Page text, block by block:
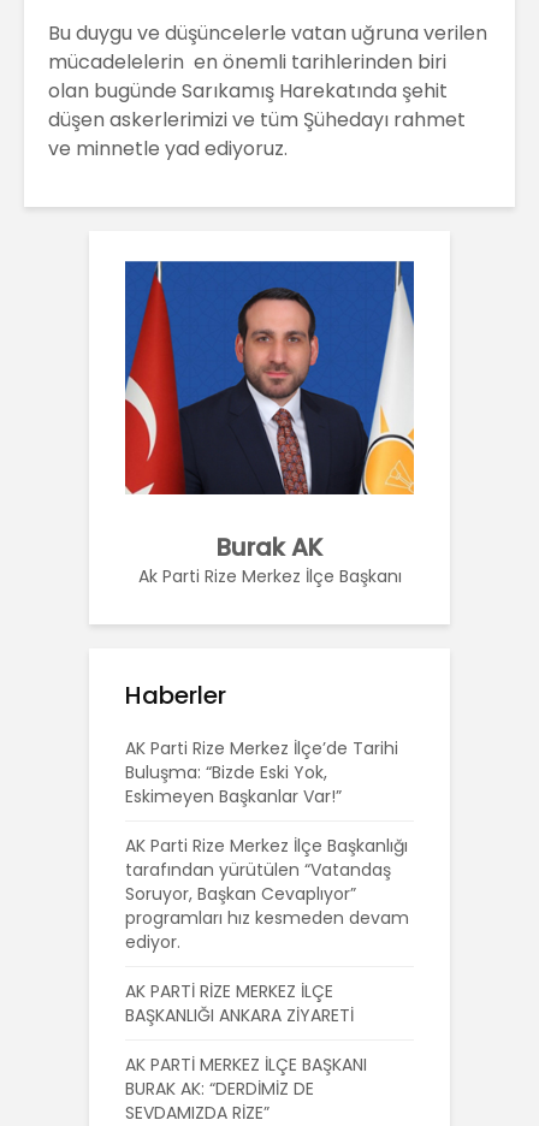
Bu duygu ve düşüncelerle vatan uğruna verilen
mücadelelerin en önemli tarihlerinden biri
olan bugünde Sarıkamış Harekatında şehit
düşen askerlerimizi ve tüm Şühedayı rahmet
ve minnetle yad ediyoruz.
Burak AK
Ak Parti Rize Merkez İlçe Başkanı
Haberler
AK Parti Rize Merkez İlçe’de Tarihi
Buluşma: “Bizde Eski Yok,
Eskimeyen Başkanlar Var!”
AK Parti Rize Merkez İlçe Başkanlığı
tarafından yürütülen “Vatandaş
Soruyor, Başkan Cevaplıyor”
programları hız kesmeden devam
ediyor.
AK PARTİ RİZE MERKEZ İLÇE
BAŞKANLIĞI ANKARA ZİYARETİ
AK PARTİ MERKEZ İLÇE BAŞKANI
BURAK AK: “DERDİMİZ DE
SEVDAMIZDA RİZE”